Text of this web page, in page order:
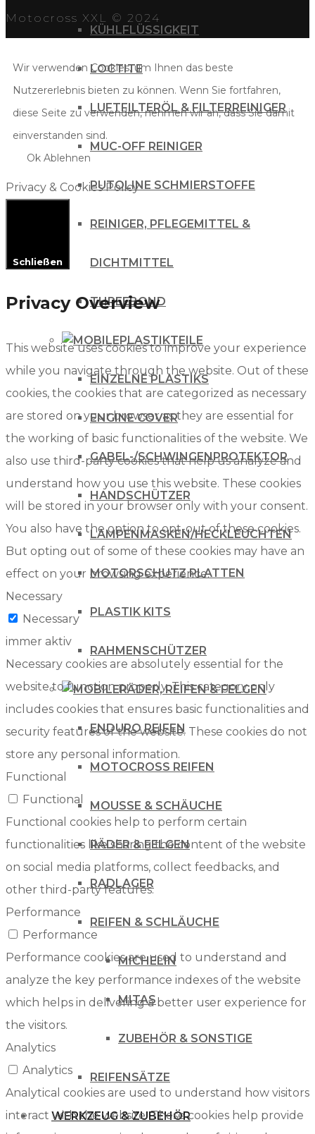
KÜHLFLÜSSIGKEIT
LOCTITE
LUFTFILTERÖL & FILTERREINIGER
MUC-OFF REINIGER
PUTOLINE SCHMIERSTOFFE
REINIGER, PFLEGEMITTEL &
DICHTMITTEL
THREEBOND
PLASTIKTEILE
EINZELNE PLASTIKS
ENGINE COVER
GABEL-/SCHWINGENPROTEKTOR
HANDSCHÜTZER
LAMPENMASKEN/HECKLEUCHTEN
MOTORSCHUTZ PLATTEN
PLASTIK KITS
RAHMENSCHÜTZER
RÄDER, REIFEN & FELGEN
ENDURO REIFEN
MOTOCROSS REIFEN
MOUSSE & SCHÄUCHE
RÄDER & FELGEN
RADLAGER
REIFEN & SCHLÄUCHE
MICHELIN
MITAS
ZUBEHÖR & SONSTIGE
REIFENSÄTZE
WERKZEUG & ZUBEHÖR
Motocross XXL © 2024
Wir verwenden Cookies, um Ihnen das beste
Nutzererlebnis bieten zu können. Wenn Sie fortfahren,
diese Seite zu verwenden, nehmen wir an, dass Sie damit
einverstanden sind.
Ok Ablehnen
Privacy & Cookies Policy
Schließen
Privacy Overview
This website uses cookies to improve your experience
while you navigate through the website. Out of these
cookies, the cookies that are categorized as necessary
are stored on your browser as they are essential for
the working of basic functionalities of the website. We
also use third-party cookies that help us analyze and
understand how you use this website. These cookies
will be stored in your browser only with your consent.
You also have the option to opt-out of these cookies.
But opting out of some of these cookies may have an
effect on your browsing experience.
Necessary
Necessary
immer aktiv
Necessary cookies are absolutely essential for the
website to function properly. This category only
includes cookies that ensures basic functionalities and
security features of the website. These cookies do not
store any personal information.
Functional
Functional
Functional cookies help to perform certain
functionalities like sharing the content of the website
on social media platforms, collect feedbacks, and
other third-party features.
Performance
Performance
Performance cookies are used to understand and
analyze the key performance indexes of the website
which helps in delivering a better user experience for
the visitors.
Analytics
Analytics
Analytical cookies are used to understand how visitors
interact with the website. These cookies help provide